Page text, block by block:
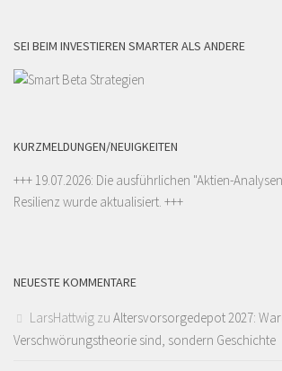
SEI BEIM INVESTIEREN SMARTER ALS ANDERE
KURZMELDUNGEN/NEUIGKEITEN
+++ 19.07.2026: Die ausführlichen "Aktien-Analysen
Resilienz wurde aktualisiert. +++
NEUESTE KOMMENTARE
LarsHattwig zu Altersvorsorgedepot 2027:
Verschwörungstheorie sind, sondern Geschichte